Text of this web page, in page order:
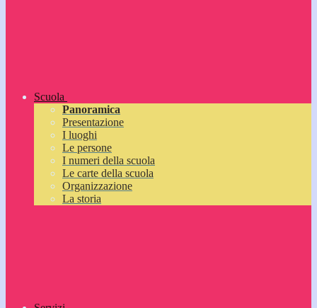
Scuola
Panoramica
Presentazione
I luoghi
Le persone
I numeri della scuola
Le carte della scuola
Organizzazione
La storia